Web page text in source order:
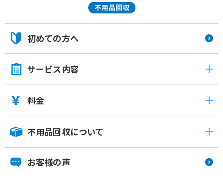
初めての方へ
サービス内容
料金
不用品回収について
お客様の声